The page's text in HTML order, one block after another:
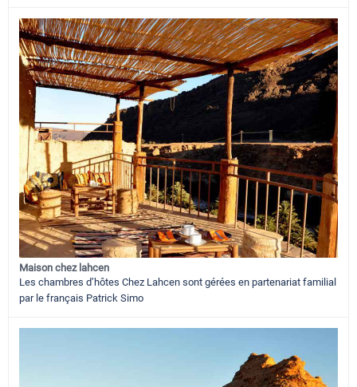
Maison chez lahcen
Les chambres d’hôtes Chez Lahcen sont gérées en partenariat familial
par le français Patrick Simo